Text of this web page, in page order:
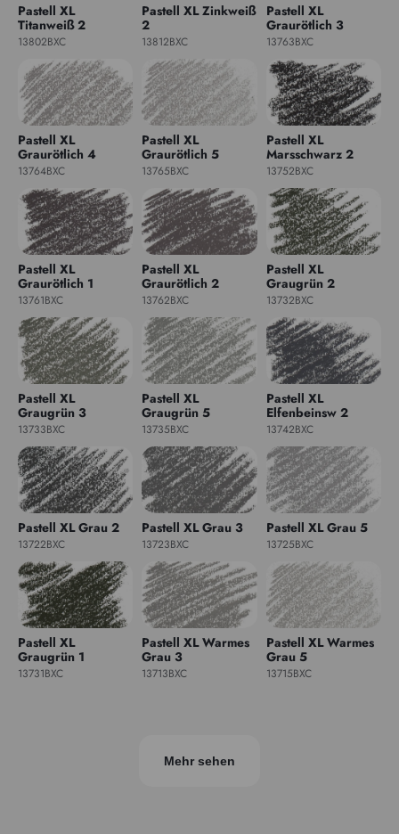
Pastell XL
Titanweiß 2
13802BXC
Pastell XL Zinkweiß
2
13812BXC
Pastell XL
Graurötlich 3
13763BXC
Pastell XL
Graurötlich 4
13764BXC
Pastell XL
Graurötlich 5
13765BXC
Pastell XL
Marsschwarz 2
13752BXC
Pastell XL
Graurötlich 1
13761BXC
Pastell XL
Graurötlich 2
13762BXC
Pastell XL
Graugrün 2
13732BXC
Pastell XL
Graugrün 3
13733BXC
Pastell XL
Graugrün 5
13735BXC
Pastell XL
Elfenbeinsw 2
13742BXC
Pastell XL Grau 2
13722BXC
Pastell XL Grau 3
13723BXC
Pastell XL Grau 5
13725BXC
Pastell XL
Graugrün 1
13731BXC
Pastell XL Warmes
Grau 3
13713BXC
Pastell XL Warmes
Grau 5
13715BXC
Mehr sehen